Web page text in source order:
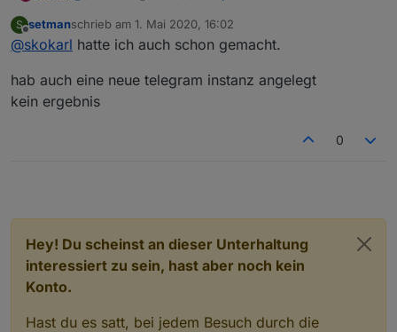
Hatte das schon drin.
Nur Telegram gibt nix aus.
S
Offline
setmanschrieb am 1. Mai 2020, 16:02
zuletzt editiert von
@skokarl hatte ich auch schon gemacht.
hab auch eine neue telegram instanz angelegt
kein ergebnis
0
Hey! Du scheinst an dieser Unterhaltung
interessiert zu sein, hast aber noch kein
Konto.
Hast du es satt, bei jedem Besuch durch die